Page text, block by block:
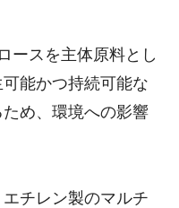
ースを主体原料とし
能かつ持続可能な
め、環境への影響
チレン製のマルチ